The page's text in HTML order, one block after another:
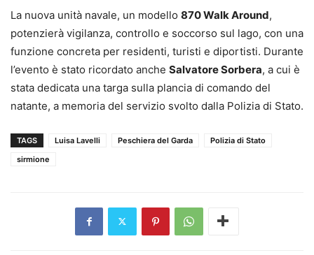
La nuova unità navale, un modello 870 Walk Around,
potenzierà vigilanza, controllo e soccorso sul lago, con una
funzione concreta per residenti, turisti e diportisti. Durante
l’evento è stato ricordato anche Salvatore Sorbera, a cui è
stata dedicata una targa sulla plancia di comando del
natante, a memoria del servizio svolto dalla Polizia di Stato.
TAGS Luisa Lavelli Peschiera del Garda
Polizia di Stato
sirmione